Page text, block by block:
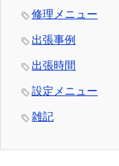
修理メニュー
出張事例
出張時間
設定メニュー
雑記